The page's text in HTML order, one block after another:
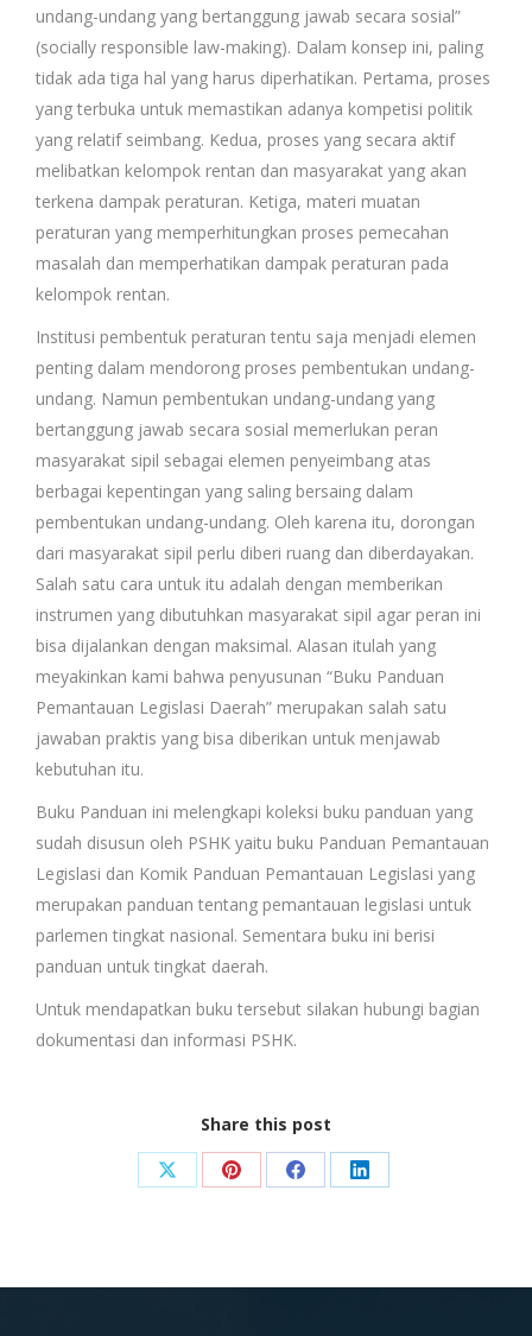
undang-undang yang bertanggung jawab secara sosial”
(socially responsible law-making). Dalam konsep ini, paling
tidak ada tiga hal yang harus diperhatikan. Pertama, proses
yang terbuka untuk memastikan adanya kompetisi politik
yang relatif seimbang. Kedua, proses yang secara aktif
melibatkan kelompok rentan dan masyarakat yang akan
terkena dampak peraturan. Ketiga, materi muatan
peraturan yang memperhitungkan proses pemecahan
masalah dan memperhatikan dampak peraturan pada
kelompok rentan.
Institusi pembentuk peraturan tentu saja menjadi elemen
penting dalam mendorong proses pembentukan undang-
undang. Namun pembentukan undang-undang yang
bertanggung jawab secara sosial memerlukan peran
masyarakat sipil sebagai elemen penyeimbang atas
berbagai kepentingan yang saling bersaing dalam
pembentukan undang-undang. Oleh karena itu, dorongan
dari masyarakat sipil perlu diberi ruang dan diberdayakan.
Salah satu cara untuk itu adalah dengan memberikan
instrumen yang dibutuhkan masyarakat sipil agar peran ini
bisa dijalankan dengan maksimal. Alasan itulah yang
meyakinkan kami bahwa penyusunan “Buku Panduan
Pemantauan Legislasi Daerah” merupakan salah satu
jawaban praktis yang bisa diberikan untuk menjawab
kebutuhan itu.
Buku Panduan ini melengkapi koleksi buku panduan yang
sudah disusun oleh PSHK yaitu buku Panduan Pemantauan
Legislasi dan Komik Panduan Pemantauan Legislasi yang
merupakan panduan tentang pemantauan legislasi untuk
parlemen tingkat nasional. Sementara buku ini berisi
panduan untuk tingkat daerah.
Untuk mendapatkan buku tersebut silakan hubungi bagian
dokumentasi dan informasi PSHK.
Share this post
Share Share Share Share